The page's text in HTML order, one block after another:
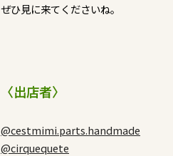
ぜひ見に来てくださいね。
〈出店者〉
@cestmimi.parts.handmade
@cirquequete